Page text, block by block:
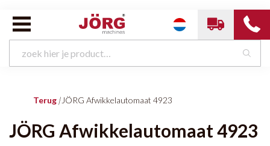
Terug | JÖRG Afwikkelautomaat 4923
JÖRG Afwikkelautomaat 4923